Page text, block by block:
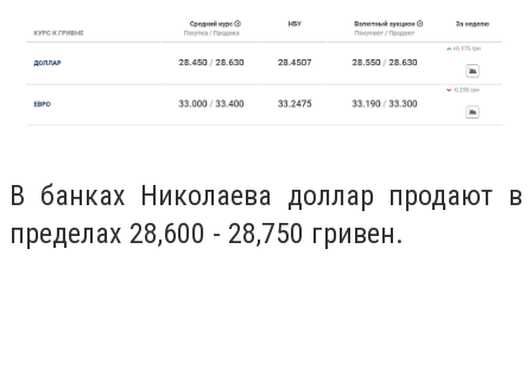
В банках Николаева доллар продают в
пределах 28,600 - 28,750 гривен.